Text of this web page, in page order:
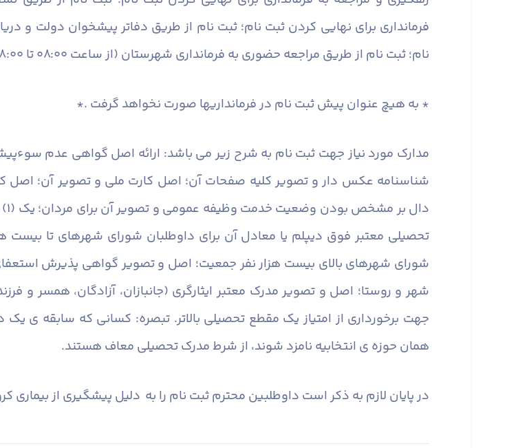
فرمانداری برای نهایی کردن ثبت نام؛ ثبت نام از طریق دفاتر پیشخوان دولت و
نام؛ ثبت ­نام از طریق مراجعه حضوری به فرمانداری شهرستان (از ساعت ۰۸:۰۰ تا ۱۸:۰۰).
* به هیچ عنوان پیش ثبت نام در فرمانداریها صورت نخواهد گرفت .*
مدارک مورد نیاز جهت ثبت نام به شرح زیر می­ باشد: ارائه اصل گواهی عدم
شناسنامه عکس دار و تصویر کلیه صفحات آن؛ اصل کارت ملی و تصویر آن؛ اصل
تحصیلی معتبر فوق دیپلم یا معادل آن برای داوطلبان شورای شهرهای تا بیست
جهت برخورداری از امتیاز یک مقطع تحصیلی بالاتر. تبصره: کسانی که سابقه ­ی
همان حوزه ­ی انتخابیه نامزد شوند، از شرط مدرک تحصیلی معاف هستند.
در پایان لازم به ذکر است داوطلبین محترم ثبت نام را به دلیل پیشگیری از بیماری